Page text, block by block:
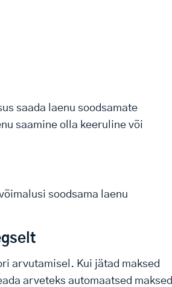
saada laenu soodsamate
saamine olla keeruline või
soodsama laenu
arvutamisel. Kui jätad maksed
arveteks automaatsed maksed